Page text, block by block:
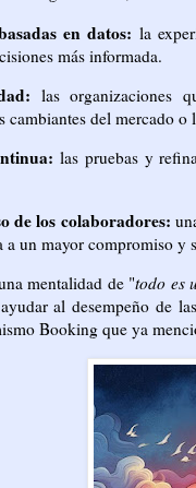
en datos: la
más informada.
las organizaciones
cambiantes del mercado o
las pruebas y
de los colaboradores:
a un mayor compromiso y
mentalidad de "todo es
al desempeño de
Booking que ya